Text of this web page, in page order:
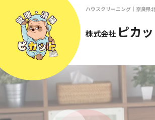
ハウスクリーニング｜奈良県
株式会社 ピカ